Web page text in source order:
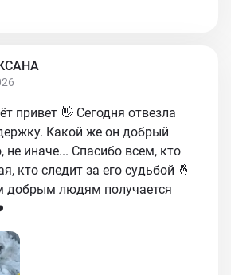
привет 👋 Сегодня отвезла
Какой же он добрый
иначе... Спасибо всем, кто
кто следит за его судьбой 🤞
добрым людям получается